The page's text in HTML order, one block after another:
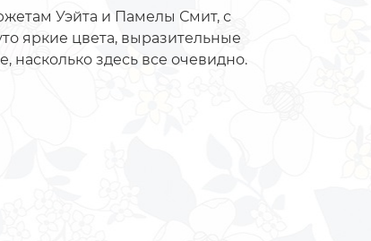
Уэйта и Памелы Смит, с
яркие цвета, выразительные
насколько здесь все очевидно.